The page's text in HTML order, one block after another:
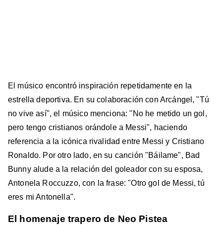
El músico encontró inspiración repetidamente en la
estrella deportiva. En su colaboración con Arcángel, "Tú
no vive así", el músico menciona: "No he metido un gol,
pero tengo cristianos orándole a Messi", haciendo
referencia a la icónica rivalidad entre Messi y Cristiano
Ronaldo. Por otro lado, en su canción "Báilame", Bad
Bunny alude a la relación del goleador con su esposa,
Antonela Roccuzzo, con la frase: "Otro gol de Messi, tú
eres mi Antonella".
El homenaje trapero de Neo Pistea